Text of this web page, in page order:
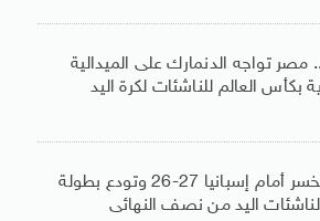
مصر تواجه الدنمارك على الميدالية
بكأس العالم للناشئات لكرة اليد
مصر تخسر أمام إسبانيا 27-26 وتودع بطولة
لناشئات اليد من نصف النهائى